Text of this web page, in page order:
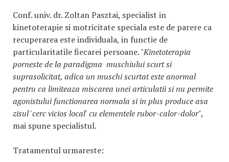
Conf. univ. dr. Zoltan Pasztai, specialist in
kinetoterapie si motricitate speciala este de parere ca
recuperarea este individuala, in functie de
particularitatile fiecarei persoane. "Kinetoterapia
porneste de la paradigma muschiului scurt si
suprasolicitat, adica un muschi scurtat este anormal
pentru ca limiteaza miscarea unei articulatii si nu permite
agonistului functionarea normala si in plus produce asa
zisul 'cerc vicios local' cu elementele rubor-calor-dolor",
mai spune specialistul.
Tratamentul urmareste: